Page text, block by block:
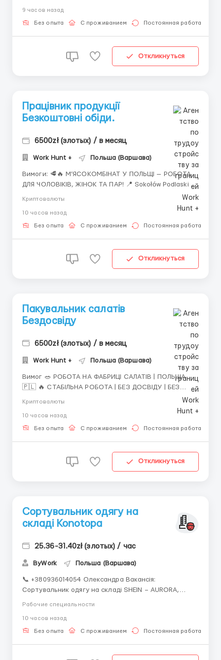
(тільки медична страховка) 🥗 Робота на сучасному
виробництві здорового харчування 💰 Ставки (в...
9 часов назад
Без опыта С проживанием Постоянная работа
Откликнуться
Працівник продукції
Безкоштовні обіди.
6500zł (злотых) / в месяц
Work Hunt + Польша (Варшава)
Вимоги: 🥩🔥 М’ЯСОКОМБІНАТ У ПОЛЬЩІ — РОБОТА
ДЛЯ ЧОЛОВІКІВ, ЖІНОК ТА ПАР! 📍 Sokołów Podlaski —
Криптовалюты
10 часов назад
Без опыта С проживанием Постоянная работа
Откликнуться
Пакувальник салатів
Бездосвіду
6500zł (злотых) / в месяц
Work Hunt + Польша (Варшава)
Вимог 🥗 РОБОТА НА ФАБРИЦІ САЛАТІВ | ПОЛЬЩА
🇵🇱 🔥 СТАБІЛЬНА РОБОТА | БЕЗ ДОСВІДУ | БЕЗ
свіжих салатів для торгових мереж по всій Польщі.
Усього навчають на місці! 👥 Запрошуємо працівників
Криптовалюты
10 часов назад
Без опыта С проживанием Постоянная работа
Откликнуться
Сортувальник одягу на
складі Konotopa
25.36-31.40zł (злотых) / час
ByWork Польша (Варшава)
📞 +380936014054 Олександра Вакансія:
Сортувальник одягу на складі SHEIN – AURORA,
медична страховка) 👕 Робота на складі одного з
найбільших онлайн-ритейлерів одягу та аксесуарів
Рабочие специальности
10 часов назад
Без опыта С проживанием Постоянная работа